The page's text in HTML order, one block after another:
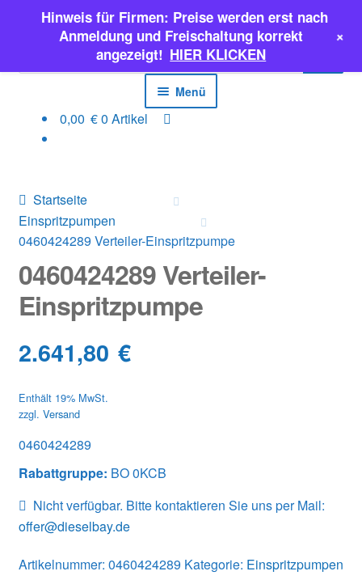
springen
springen
Products
Menü
EINSPRITZPUMPEN
ERSATZTEILE & MEHR
Classic Parts
0,00 €0 Artikel
Startseite
Einspritzpumpen
0460424289 Verteiler-Einspritzpumpe
0460424289 Verteiler-
Einspritzpumpe
2.641,80 €
Enthält 19% MwSt.
zzgl. Versand
0460424289
Rabattgruppe: BO 0KCB
Nicht verfügbar. Bitte kontaktieren Sie uns per Mail:
offer@dieselbay.de
Artikelnummer: 0460424289 Kategorie: Einspritzpumpen
Hinweis für Firmen: Preise werden erst nach
Anmeldung und Freischaltung korrekt
angezeigt! HIER KLICKEN
+